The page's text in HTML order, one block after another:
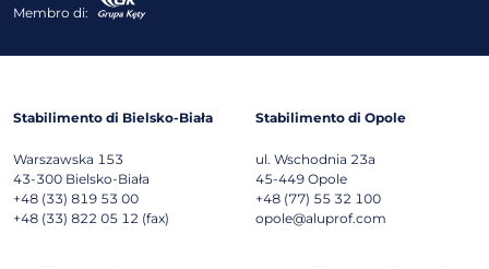
Membro di:
Stabilimento di Bielsko-Biała
Warszawska 153
43-300 Bielsko-Biała
+48 (33) 819 53 00
+48 (33) 822 05 12 (fax)
Stabilimento di Opole
ul. Wschodnia 23a
45-449 Opole
+48 (77) 55 32 100
opole@aluprof.com